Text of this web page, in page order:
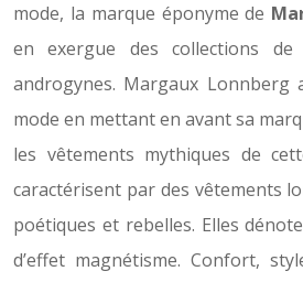
mode, la marque éponyme de
en exergue des collections
androgynes. Margaux
mode en mettant en avant sa
les vêtements mythiques de
caractérisent par des vêtements
poétiques et rebelles. Elles
d’effet magnétisme. Confort,